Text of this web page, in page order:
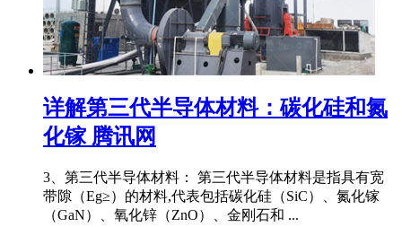
详解第三代半导体材料：碳化硅和氮
化镓 腾讯网
3、第三代半导体材料： 第三代半导体材料是指具有宽
带隙（Eg≥）的材料,代表包括碳化硅（SiC）、氮化镓
（GaN）、氧化锌（ZnO）、金刚石和 ...